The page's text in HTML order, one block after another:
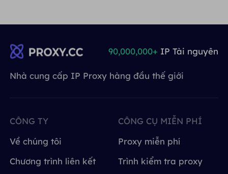
Nhà cung cấp IP Proxy hàng đầu thế giới
90,000,000+ IP Tài nguyên
CÔNG TY
Về chúng tôi
Chương trình liên kết
CÔNG CỤ MIỄN PHÍ
Proxy miễn phí
Trình kiểm tra proxy